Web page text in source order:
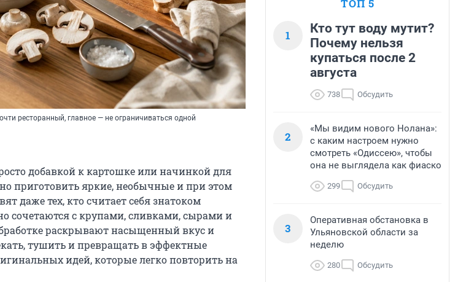
ресторанный, главное — не ограничиваться одной
добавкой к картошке или начинкой для
приготовить яркие, необычные и при этом
даже тех, кто считает себя знатоком
сочетаются с крупами, сливками, сырами и
раскрывают насыщенный вкус и
тушить и превращать в эффектные
идей, которые легко повторить на
ТОП 5
1
Кто тут воду мутит?
Почему нельзя
купаться после 2
августа
738 Обсудить
2
«Мы видим нового Нолана»:
с каким настроем нужно
смотреть «Одиссею», чтобы
она не выглядела как фиаско
299 Обсудить
3
Оперативная обстановка в
Ульяновской области за
неделю
280 Обсудить